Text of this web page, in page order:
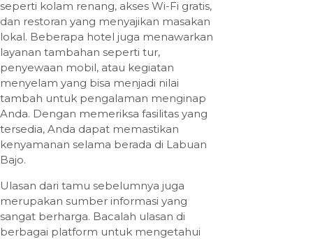
seperti kolam renang, akses Wi-Fi gratis,
dan restoran yang menyajikan masakan
lokal. Beberapa hotel juga menawarkan
layanan tambahan seperti tur,
penyewaan mobil, atau kegiatan
menyelam yang bisa menjadi nilai
tambah untuk pengalaman menginap
Anda. Dengan memeriksa fasilitas yang
tersedia, Anda dapat memastikan
kenyamanan selama berada di Labuan
Bajo.
Ulasan dari tamu sebelumnya juga
merupakan sumber informasi yang
sangat berharga. Bacalah ulasan di
berbagai platform untuk mengetahui